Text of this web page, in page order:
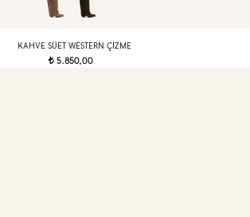
KAHVE SÜET WESTERN ÇIZME
t 5.850,00